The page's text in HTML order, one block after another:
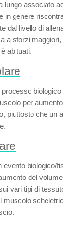
lungo associato
in genere
dal livello di
a sforzi
abituati.
processo
per
piuttosto che un
evento biologico/
del
vari tipi di
muscolo